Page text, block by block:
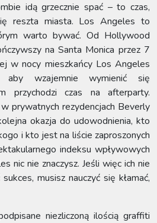
idą grzecznie spać – to czas,
reszta miasta. Los Angeles to
warto bywać. Od Hollywood
na Santa Monica przez 7
w nocy mieszkańcy Los Angeles
wzajemnie wymienić się
przychodzi czas na afterparty.
prywatnych rezydencjach Beverly
okazja do udowodnienia, kto
i kto jest na liście zaproszonych
indeksu wpływowych
nic nie znaczysz. Jeśli więc ich nie
musisz nauczyć się kłamać,
niezliczoną ilością graffiti